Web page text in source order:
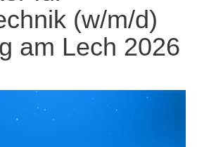
(w/m/d)
am Lech 2026